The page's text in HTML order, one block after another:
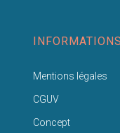
INFORMATIONS
Mentions légales
CGUV
Concept